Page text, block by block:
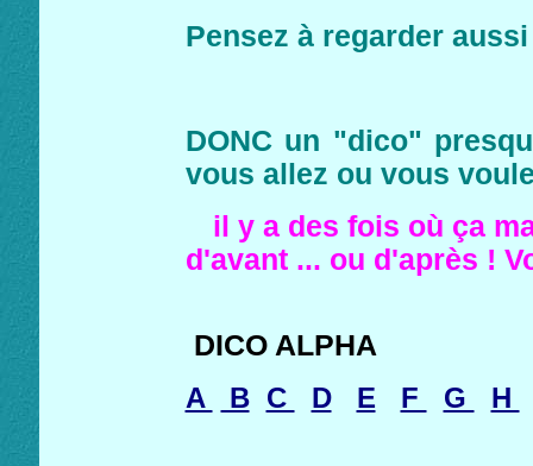
Pensez à regarder
DONC un "dico"
vous allez ou vous
il y a des fois où ça
d'avant ... ou d'après !
DICO ALPHA
A
B C D E F G H